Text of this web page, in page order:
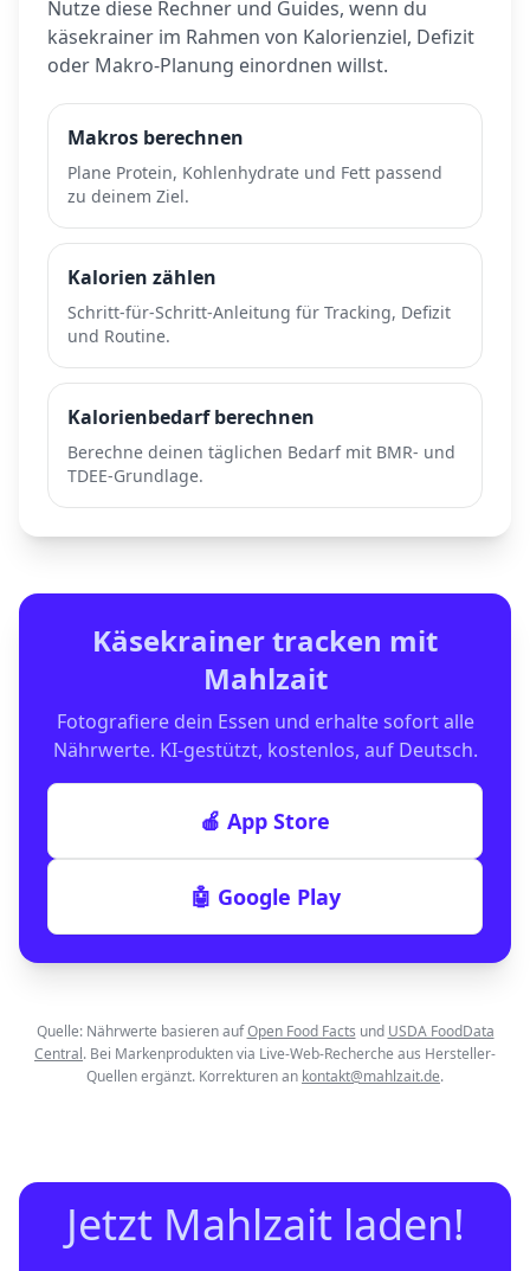
Nutze diese Rechner und Guides, wenn du
käsekrainer im Rahmen von Kalorienziel, Defizit
oder Makro-Planung einordnen willst.
Makros berechnen
Plane Protein, Kohlenhydrate und Fett passend
zu deinem Ziel.
Kalorien zählen
Schritt-für-Schritt-Anleitung für Tracking, Defizit
und Routine.
Kalorienbedarf berechnen
Berechne deinen täglichen Bedarf mit BMR- und
TDEE-Grundlage.
Käsekrainertracken mit
Mahlzait
Fotografiere dein Essen und erhalte sofort alle
Nährwerte. KI-gestützt, kostenlos, auf Deutsch.
🍎 App Store
🤖 Google Play
Quelle: Nährwerte basieren auf Open Food Facts und USDA FoodData
Central. Bei Markenprodukten via Live-Web-Recherche aus Hersteller-
Quellen ergänzt. Korrekturen an kontakt@mahlzait.de.
Jetzt Mahlzait laden!